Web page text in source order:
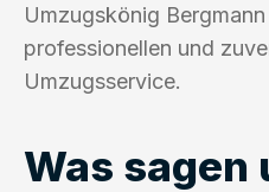
Umzugskönig
professionellen und
Umzugsservice.
Was sagen